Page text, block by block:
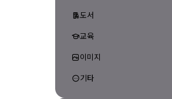
도서
교육
이미지
기타